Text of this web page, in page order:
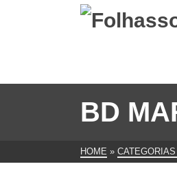
BD
HOME »